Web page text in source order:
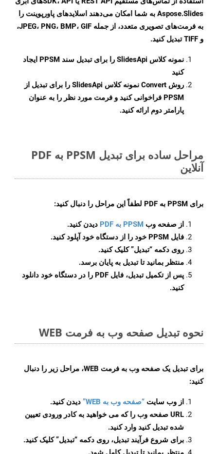
Aspose.Slides به شما امکان می‌دهند اسلایدهای پاورپوینت را
به فرمت‌های تصویری متعدد، از جمله JPEG، PNG، BMP، GIF،
و TIFF تبدیل کنید.
نمونه کلاس SlidesApi
را برای تبدیل سند PPSM ایجاد
کنید
روش Convert
نمونه کلاس SlidesApi را برای تبدیل از
PPSM فراخوانی کنید و فرمت مورد نظر را به عنوان
پارامتر دوم ارائه کنید.
مراحل ساده برای تبدیل PPSM به PDF
آنلاین
برای PPSM به PDF لطفاً این مراحل را دنبال کنید:
از صفحه وب PPSM به PDF
دیدن کنید.
فایل PPSM خود را از دستگاه خود آپلود کنید.
روی دکمه “تبدیل”کلیک کنید.
منتظر بمانید تا تبدیل به پایان برسد.
پس از تکمیل تبدیل، فایل PDF را در دستگاه خود دانلود
کنید.
نحوه تبدیل صفحه وب به فرمت WEB
برای تبدیل یک صفحه وب به فرمت WEB، مراحل زیر را دنبال
کنید:
از وب سایت “صفحه وب به WEB”
دیدن کنید.
URL صفحه وب را که می خواهید به کادر ورودی تعیین
شده تبدیل کنید وارد کنید.
برای شروع فرآیند تبدیل، روی دکمه “تبدیل” کلیک کنید.